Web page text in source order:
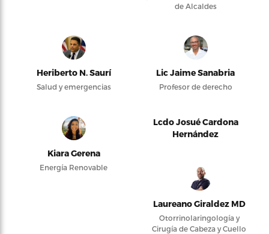
de Alcaldes
Heriberto N. Saurí
Salud y emergencias
Lic Jaime Sanabria
Profesor de derecho
Kiara Gerena
Energía Renovable
Lcdo Josué Cardona
Hernández
Laureano Giraldez MD
Otorrinolaringología y
Cirugía de Cabeza y Cuello